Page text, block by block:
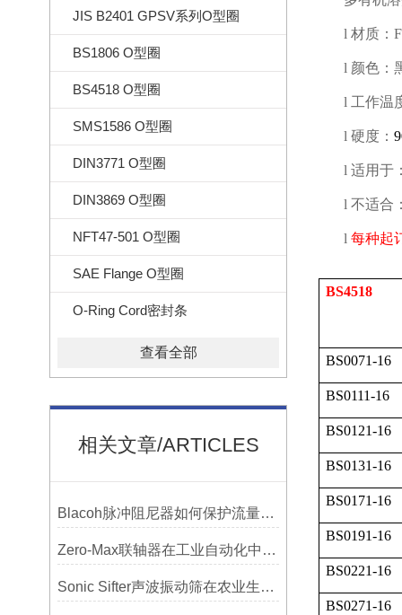
JIS B2401 GPSV系列O型圈
BS1806 O型圈
BS4518 O型圈
SMS1586 O型圈
DIN3771 O型圈
DIN3869 O型圈
NFT47-501 O型圈
SAE Flange O型圈
O-Ring Cord密封条
查看全部
相关文章/ARTICLES
Blacoh脉冲阻尼器如何保护流量计、压力开关和管路附件？
Zero-Max联轴器在工业自动化中的关键作用
Sonic Sifter声波振动筛在农业生产中的应用与优化
l 材质：
l 颜色：
l 工作温
l 硬度：
l 适用于
l 不适合
l 每种起
BS4518
BS0071-16
BS0111-16
BS0121-16
BS0131-16
BS0171-16
BS0191-16
BS0221-16
BS0271-16